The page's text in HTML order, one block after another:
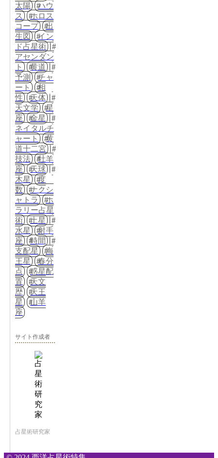
太陽
ハウ
ス
ホロス
コープ
出
生図
イン
ド占星術
アセンダン
ト
黄道
予測
チャ
ート
相
性
天体
天文学
星
座
金星
ネイタルチ
ャート
黄
道十二宮
技法
牡羊
座
天球
木星
度
数
ナクシ
ャトラ
ホ
ラリー占星
術
土星
水星
射手
座
時間
支配星
海
王星
春分
点
惑星配
置
天文
歴
天王
星
山羊
座
サイト作成者
占星術研究家